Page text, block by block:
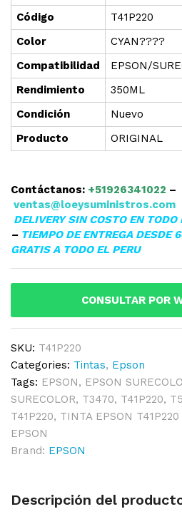
Código
T41P220
Color
CYAN????
Compatibilidad
EPSON/
Rendimiento
350ML
Condición
Nuevo
Producto
ORIGINAL
Contáctanos: +51926341022 –
ventas@loeysuministros.com
DELIVERY SIN COSTO EN
– TIEMPO DE ENTREGA DESDE
GRATIS A TODO EL PERU
CONSULTAR POR
SKU: T41P220
Categories: Tintas, Epson
Tags: EPSON, EPSON
SURECOLOR, T3470, T41P220,
T41P220, TINTA EPSON T41P220
EPSON
Brand: EPSON
Descripción del